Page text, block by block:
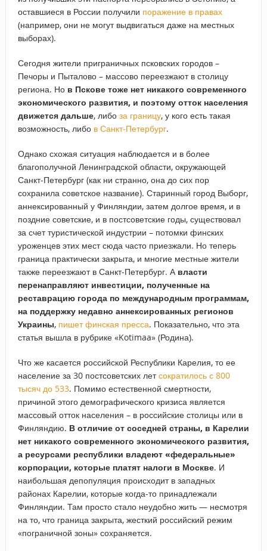
оставшиеся в России получили поражение в правах
(например, они не могут выдвигаться даже на местных
выборах).
Сегодня жители приграничных псковских городов –
Печоры и Пыталово – массово переезжают в столицу
региона. Но в Пскове тоже нет никакого современного
экономического развития, и поэтому отток населения
движется дальше, либо за границу, у кого есть такая
возможность, либо в Санкт-Петербург.
Однако схожая ситуация наблюдается и в более
благополучной Ленинградской области, окружающей
Санкт-Петербург (как ни странно, она до сих пор
сохранила советское название). Старинный город Выборг,
аннексированный у Финляндии, затем долгое время, и в
поздние советские, и в постсоветские годы, существовал
за счет туристической индустрии – потомки финских
уроженцев этих мест сюда часто приезжали. Но теперь
граница практически закрыта, и многие местные жители
также переезжают в Санкт-Петербург. А власти
перенаправляют инвестиции, полученные на
реставрацию города по международным программам,
на поддержку недавно аннексированных регионов
Украины, пишет финская пресса. Показательно, что эта
статья вышла в рубрике «Kotimaa» (Родина).
Что же касается российской Республики Карелия, то ее
население за 30 постсоветских летсократилось с 800
тысяч до 533. Помимо естественной смертности,
причиной этого демографического кризиса является
массовый отток населения – в российские столицы или в
Финляндию. В отличие от соседней страны, в Карелии
нет никакого современного экономического развития,
а ресурсами республики владеют «федеральные»
корпорации, которые платят налоги в Москве. И
наибольшая депопуляция происходит в западных
районах Карелии, которые когда-то принадлежали
Финляндии. Там просто стало неудобно жить — несмотря
на то, что граница закрыта, жесткий российский режим
«пограничной зоны» сохраняется.